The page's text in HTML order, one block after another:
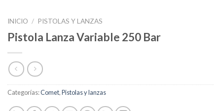
INICIO / PISTOLAS Y LANZAS
Pistola Lanza Variable 250 Bar
Categorías:Comet,Pistolas y lanzas